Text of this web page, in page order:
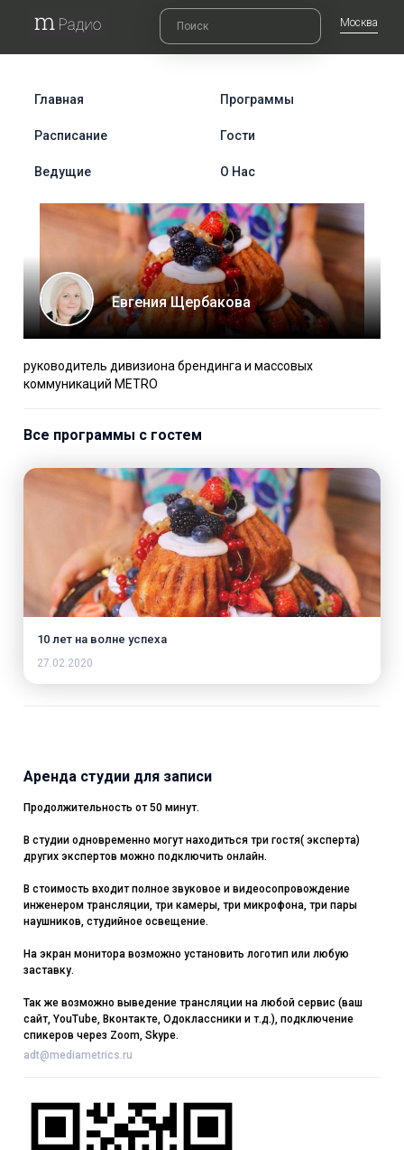
Москва
Главная Программы
Расписание Гости
Ведущие О Нас
Евгения Щербакова
руководитель дивизиона брендинга и массовых
коммуникаций METRO
Все программы с гостем
10 лет на волне успеха
27.02.2020
Аренда студии для записи
Продолжительность от 50 минут.
В студии одновременно могут находиться три гостя( эксперта)
других экспертов можно подключить онлайн.
В стоимость входит полное звуковое и видеосопровождение
инженером трансляции, три камеры, три микрофона, три пары
наушников, студийное освещение.
На экран монитора возможно установить логотип или любую
заставку.
Так же возможно выведение трансляции на любой сервис (ваш
сайт, YouTube, Вконтакте, Одоклассники и т.д.), подключение
спикеров через Zoom, Skype.
adt@mediametrics.ru